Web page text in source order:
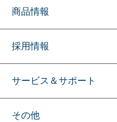
商品情報
採用情報
サービス＆サポート
その他